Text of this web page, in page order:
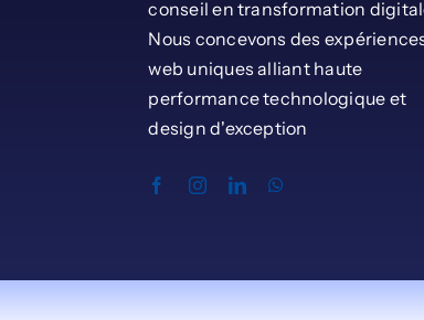
conseil en transformation
Nous concevons des
web uniques alliant haute
performance technologique et
design d'exception